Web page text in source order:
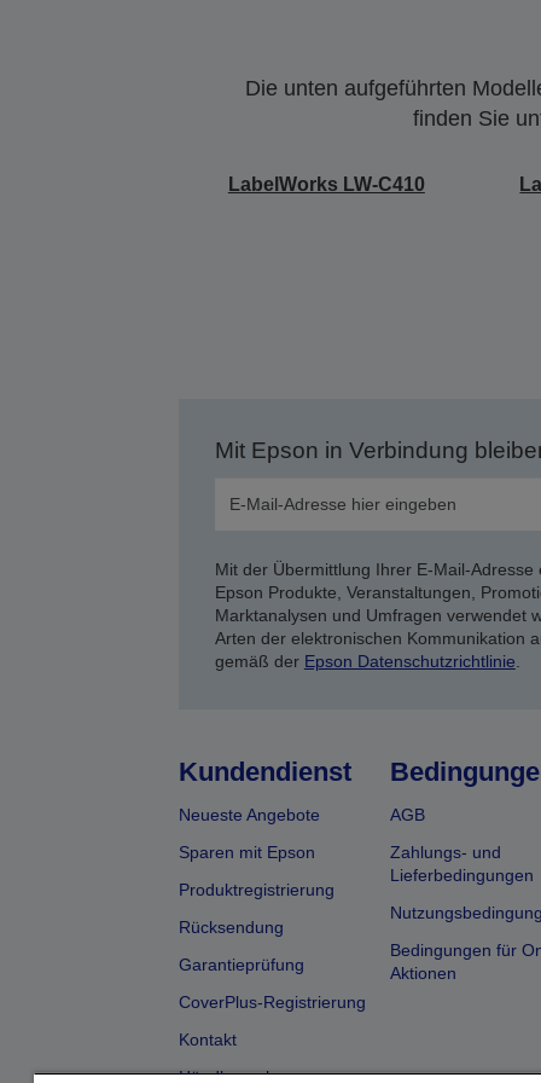
Die unten aufgeführten
finden Sie
LabelWorks LW-C410
Mit Epson in Verbindung
Mit der Übermittlung Ihrer E-Mail-
Epson Produkte, Veranstaltungen,
Marktanalysen und Umfragen verwendet
Arten der elektronischen Kommunikation
gemäß der Epson Datenschutzrichtlinie
Kundendienst
Neueste Angebote
Sparen mit Epson
Produktregistrierung
Rücksendung
Garantieprüfung
CoverPlus-Registrierung
Kontakt
Händlersuche
AGB
Zahlungs- und
Lieferbedingungen
Bedingungen für
Aktionen